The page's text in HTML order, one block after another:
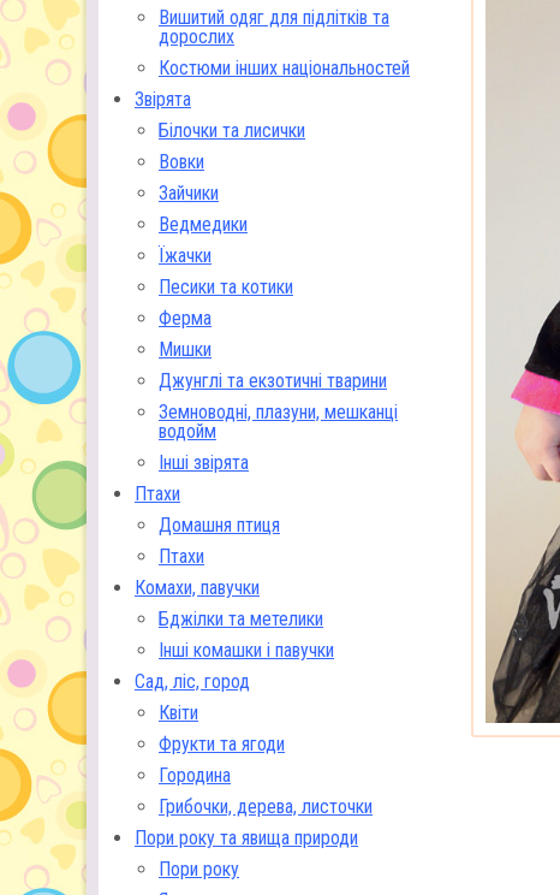
Вишитий одяг для підлітків та
дорослих
Костюми інших національностей
Звірята
Білочки та лисички
Вовки
Зайчики
Ведмедики
Їжачки
Песики та котики
Ферма
Мишки
Джунглі та екзотичні тварини
Земноводні, плазуни, мешканці
водойм
Інші звірята
Птахи
Домашня птиця
Птахи
Комахи, павучки
Бджілки та метелики
Інші комашки і павучки
Сад, ліс, город
Квіти
Фрукти та ягоди
Городина
Грибочки, дерева, листочки
Пори року та явища природи
Пори року